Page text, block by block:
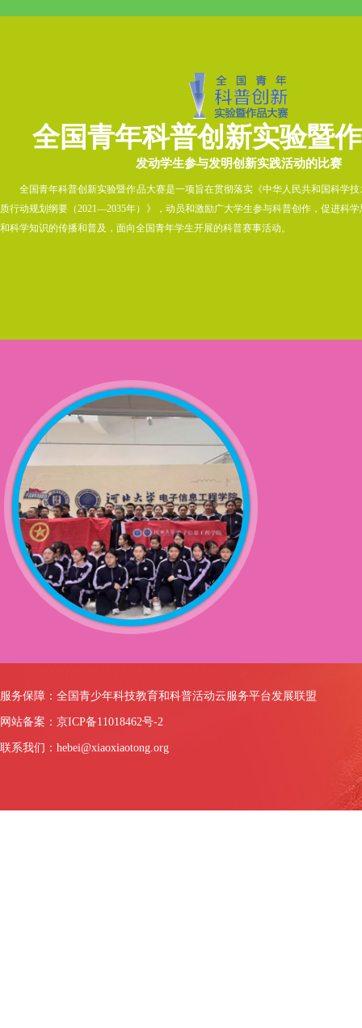
全国青年科普创新实验暨
发动学生参与发明创新实践活动的比赛
全国青年科普创新实验暨作品大赛是一项旨在贯彻落实《中华人民共和国科学
质行动规划纲要（2021—2035年）》，动员和激励广大学生参与科普创作，促进科
和科学知识的传播和普及，面向全国青年学生开展的科普赛事活动。
服务保障：全国青少年科技教育和科普活动云服务平台发展联盟
网站备案：京ICP备11018462号-2
联系我们：hebei@xiaoxiaotong.org